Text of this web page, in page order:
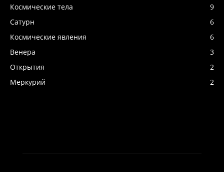
Космические тела
9
Сатурн
6
Космические явления
6
Венера
3
Открытия
2
Меркурий
2